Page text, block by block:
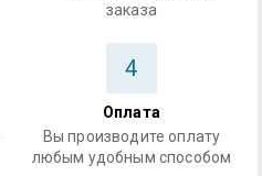
заказа
4
Оплата
Вы производите оплату
любым удобным способом